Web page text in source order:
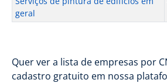
geral
Quer ver a lista de empresas por
cadastro gratuito em nossa